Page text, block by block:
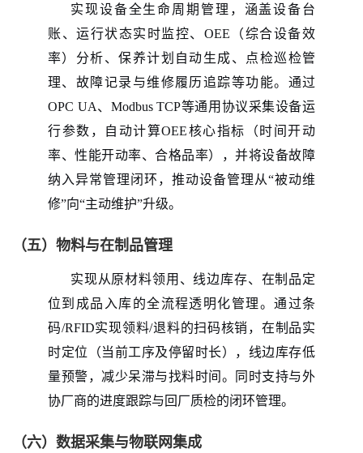
实现设备全生命周期管理，涵盖设备台
账、运行状态实时监控、 OEE（综合设备效
率）分析、保养计划自动生成、点检巡检管
理、故障记录与维修履历追踪等功能。通过
OPC UA、Modbus TCP等通用协议采集设备运
行参数，自动计算OEE核心指标（时间开动
率、性能开动率、合格品率），并将设备故障
纳入异常管理闭环，推动设备管理从“被动维
修”向“主动维护”升级。
（五）物料与在制品管理
实现从原材料领用、线边库存、在制品定
位到成品入库的全流程透明化管理。通过条
码/RFID实现领料/退料的扫码核销，在制品实
时定位（当前工序及停留时长），线边库存低
量预警，减少呆滞与找料时间。同时支持与外
协厂商的进度跟踪与回厂质检的闭环管理。
（六）数据采集与物联网集成